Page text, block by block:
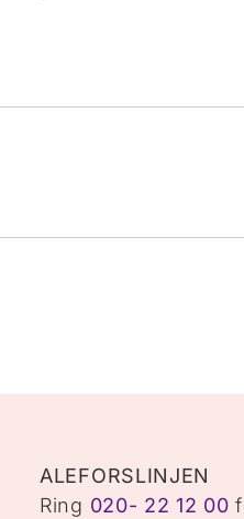
ALEFORSLINJEN
Ring 020- 22 12 00